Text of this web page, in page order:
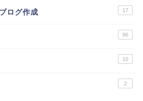
ログ作成 17
96
10
2